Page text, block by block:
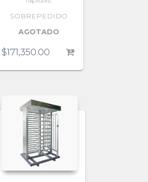
SOBREPEDIDO
AGOTADO
$171,350.00